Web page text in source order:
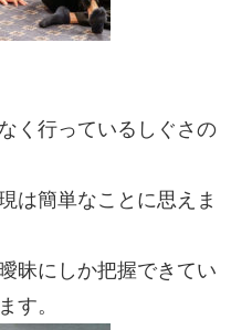
く行っているしぐさの
は簡単なことに思えま
昧にしか把握できてい
す。